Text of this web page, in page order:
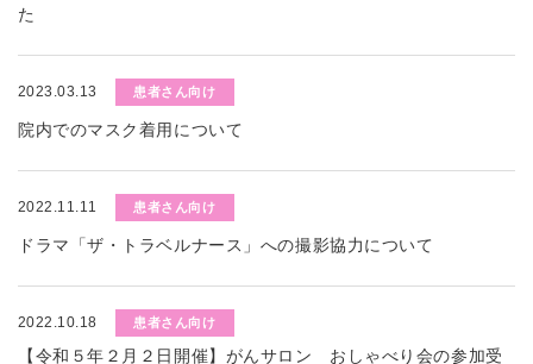
た
2023.03.13 患者さん向け
院内でのマスク着用について
2022.11.11 患者さん向け
ドラマ「ザ・トラベルナース」への撮影協力について
2022.10.18 患者さん向け
【令和５年２月２日開催】がんサロン おしゃべり会の参加受